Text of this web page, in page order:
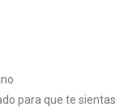
para que te sientas